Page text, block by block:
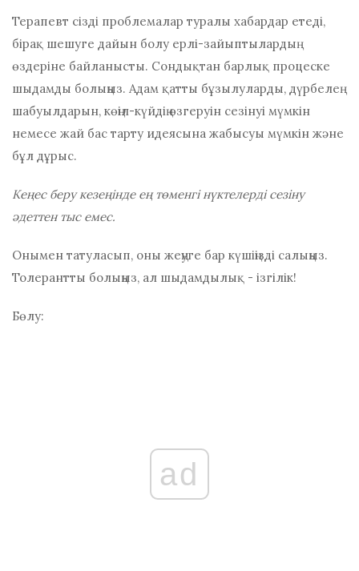
Терапевт сізді проблемалар туралы хабардар етеді,
бірақ шешуге дайын болу ерлі-зайыптылардың
өздеріне байланысты. Сондықтан барлық процеске
шыдамды болыңыз. Адам қатты бұзылуларды, дүрбелең
шабуылдарын, көңіл-күйдің өзгеруін сезінуі мүмкін
немесе жай бас тарту идеясына жабысуы мүмкін және
бұл дұрыс.
Кеңес беру кезеңінде ең төменгі нүктелерді сезіну
әдеттен тыс емес.
Онымен татуласып, оны жеңуге бар күшіңізді салыңыз.
Толерантты болыңыз, ал шыдамдылық - ізгілік!
Бөлу:
ad